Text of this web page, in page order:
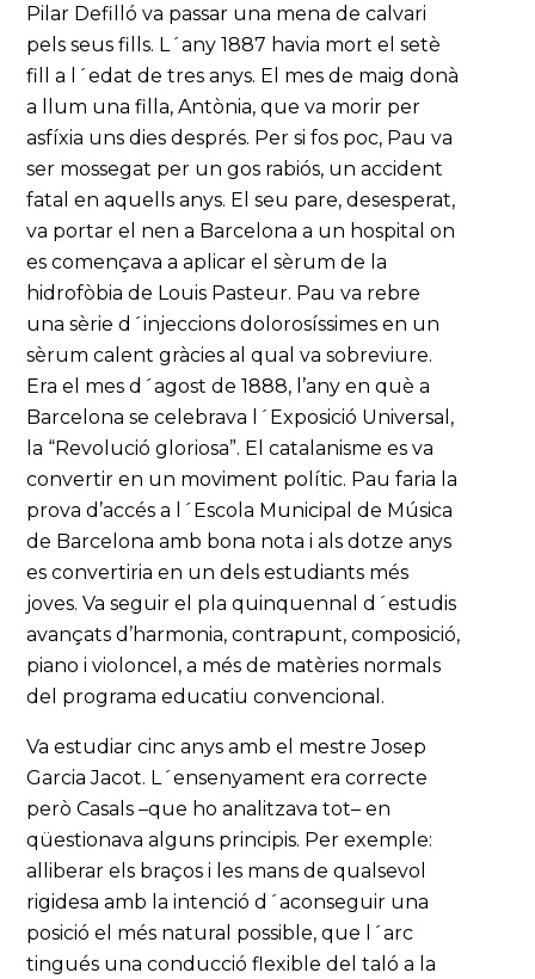
Pilar Defilló va passar una mena de calvari
pels seus fills. L´any 1887 havia mort el setè
fill a l´edat de tres anys. El mes de maig donà
a llum una filla, Antònia, que va morir per
asfíxia uns dies després. Per si fos poc, Pau va
ser mossegat per un gos rabiós, un accident
fatal en aquells anys. El seu pare, desesperat,
va portar el nen a Barcelona a un hospital on
es començava a aplicar el sèrum de la
hidrofòbia de Louis Pasteur. Pau va rebre
una sèrie d´injeccions dolorosíssimes en un
sèrum calent gràcies al qual va sobreviure.
Era el mes d´agost de 1888, l’any en què a
Barcelona se celebrava l´Exposició Universal,
la “Revolució gloriosa”. El catalanisme es va
convertir en un moviment polític. Pau faria la
prova d’accés a l´Escola Municipal de Música
de Barcelona amb bona nota i als dotze anys
es convertiria en un dels estudiants més
joves. Va seguir el pla quinquennal d´estudis
avançats d’harmonia, contrapunt, composició,
piano i violoncel, a més de matèries normals
del programa educatiu convencional.
Va estudiar cinc anys amb el mestre Josep
Garcia Jacot. L´ensenyament era correcte
però Casals –que ho analitzava tot– en
qüestionava alguns principis. Per exemple:
alliberar els braços i les mans de qualsevol
rigidesa amb la intenció d´aconseguir una
posició el més natural possible, que l´arc
tingués una conducció flexible del taló a la